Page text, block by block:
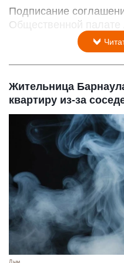
Подписание
Общественной палате
Жительница
квартиру из-за